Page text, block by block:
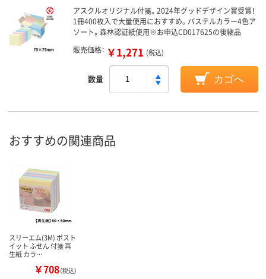
アスクルオリジナル付箋。2024年グッドデザイン賞受賞！
1冊400枚入で大量使用におすすめ。パステルカラー4色ア
ソート。森林認証紙使用※お申込CD017625の後継品
販売価格： ￥1,271 (税込)
数量 カゴへ
おすすめの関連商品
スリーエム(3M) ポスト
イット ふせん 付箋 再
生紙 カラ…
￥708（税込）